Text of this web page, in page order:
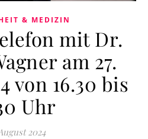
& MEDIZIN
mit Dr.
am 27.
von 16.30 bis
Uhr
2024